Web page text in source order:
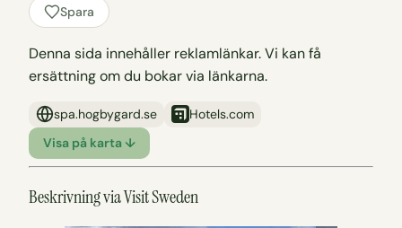
Spara
Denna sida innehåller reklamlänkar. Vi kan få
ersättning om du bokar via länkarna.
spa.hogbygard.se
Hotels.com
Visa på karta ↓
Beskrivning via Visit Sweden